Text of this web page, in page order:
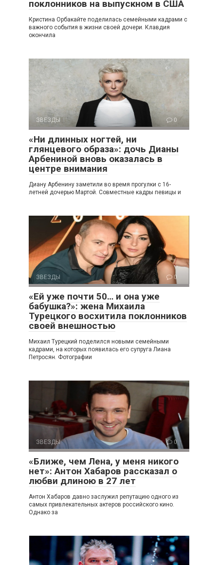
поклонников на выпускном в США
Кристина Орбакайте поделилась семейными кадрами с
важного события в жизни своей дочери. Клавдия
окончила
ЗВЕЗДЫ 0
«Ни длинных ногтей, ни
глянцевого образа»: дочь Дианы
Арбениной вновь оказалась в
центре внимания
Диану Арбенину заметили во время прогулки с 16-
летней дочерью Мартой. Совместные кадры певицы и
ЗВЕЗДЫ 0
«Ей уже почти 50… и она уже
бабушка?»: жена Михаила
Турецкого восхитила поклонников
своей внешностью
Михаил Турецкий поделился новыми семейными
кадрами, на которых появилась его супруга Лиана
Петросян. Фотографии
ЗВЕЗДЫ 0
«Ближе, чем Лена, у меня никого
нет»: Антон Хабаров рассказал о
любви длиною в 27 лет
Антон Хабаров давно заслужил репутацию одного из
самых привлекательных актеров российского кино.
Однако за